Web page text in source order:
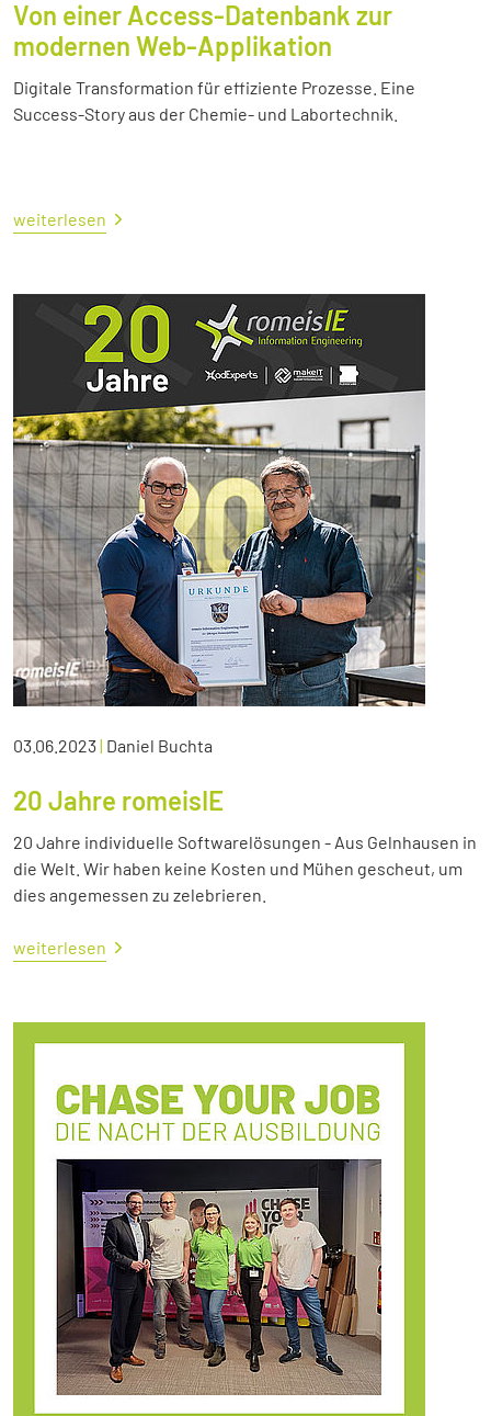
Von einer Access-Datenbank zur
modernen Web-Applikation
Digitale Transformation für effiziente Prozesse. Eine
Success-Story aus der Chemie- und Labortechnik.
weiterlesen
03.06.2023| Daniel Buchta
20 Jahre romeisIE
20 Jahre individuelle Softwarelösungen - Aus Gelnhausen in
die Welt. Wir haben keine Kosten und Mühen gescheut, um
dies angemessen zu zelebrieren.
weiterlesen